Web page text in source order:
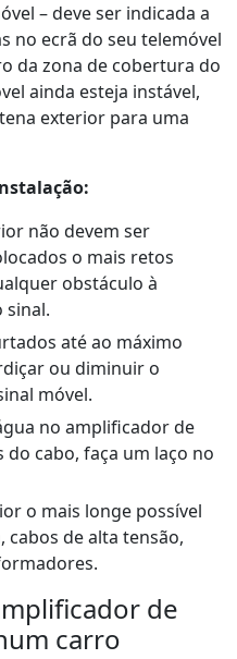
– deve ser indicada a
no ecrã do seu telemóvel
da zona de cobertura do
ainda esteja instável,
exterior para uma
não devem ser
o mais retos
obstáculo à
sinal.
até ao máximo
ou diminuir o
móvel.
no amplificador de
cabo, faça um laço no
o mais longe possível
cabos de alta tensão,
de
carro